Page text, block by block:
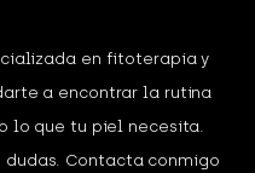
en fitoterapia y
a encontrar la rutina
lo que tu piel necesita.
dudas. Contacta conmigo